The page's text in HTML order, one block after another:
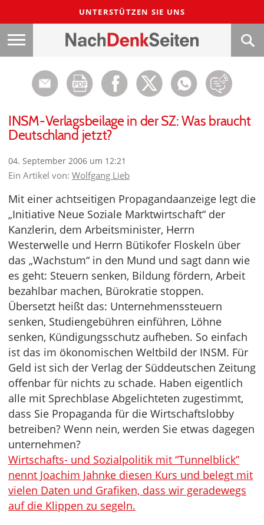
UNTERSTÜTZEN SIE UNS
INSM-Verlagsbeilage in der SZ: Was braucht
Deutschland jetzt?
04. September 2006 um 12:21
Ein Artikel von: Wolfgang Lieb
Mit einer achtseitigen Propagandaanzeige legt die
„Initiative Neue Soziale Marktwirtschaft“ der
Kanzlerin, dem Arbeitsminister, Herrn
Westerwelle und Herrn Bütikofer Floskeln über
das „Wachstum“ in den Mund und sagt dann wie
es geht: Steuern senken, Bildung fördern, Arbeit
bezahlbar machen, Bürokratie stoppen.
Übersetzt heißt das: Unternehmenssteuern
senken, Studiengebühren einführen, Löhne
senken, Kündigungsschutz aufheben. So einfach
ist das im ökonomischen Weltbild der INSM. Für
Geld ist sich der Verlag der Süddeutschen Zeitung
offenbar für nichts zu schade. Haben eigentlich
alle mit Sprechblase Abgelichteten zugestimmt,
dass Sie Propaganda für die Wirtschaftslobby
betreiben? Wenn nein, werden Sie etwas dagegen
unternehmen?
Wirtschafts- und Sozialpolitik mit “Tunnelblick”
nennt Joachim Jahnke diesen Kurs und belegt mit
vielen Daten und Grafiken, dass wir geradewegs
auf die Klippen zu segeln.